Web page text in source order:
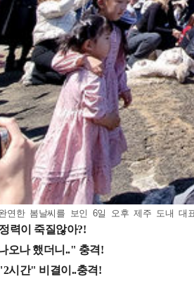
연한 봄날씨를 보인 6일 오후 제주 도내